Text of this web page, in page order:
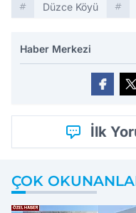
Düzce Köyü
Haber Merkezi
İlk
ÇOK